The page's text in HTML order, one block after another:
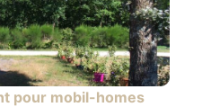
pour mobil-homes